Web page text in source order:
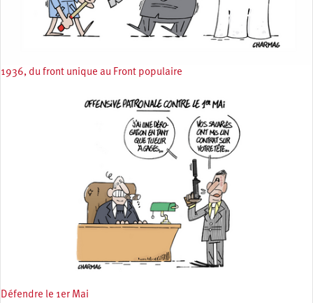
1936, du front unique au Front populaire
Défendre le 1er Mai